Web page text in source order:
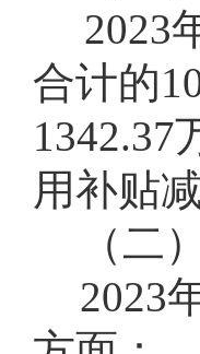
2023
合计的
1342.37
用补贴
（二
2023